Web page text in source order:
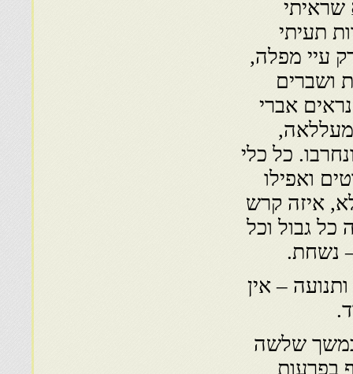
שראיתי
תעיתי
עיי מפלה,
ושברים
אברי
כל כלי
ואפילו
איזה קרש
גבול וכל
נשחת.
– אין
במשך שלשה
בפרעות